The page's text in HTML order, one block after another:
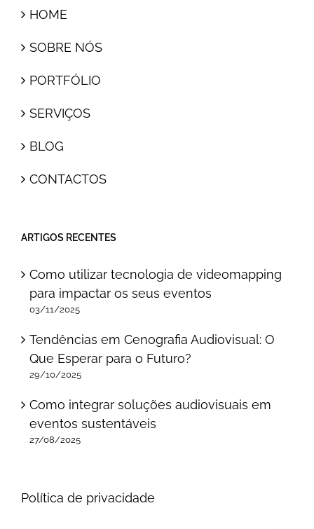
HOME
SOBRE NÓS
PORTFÓLIO
SERVIÇOS
BLOG
CONTACTOS
ARTIGOS RECENTES
Como utilizar tecnologia de videomapping
para impactar os seus eventos
03/11/2025
Tendências em Cenografia Audiovisual: O
Que Esperar para o Futuro?
29/10/2025
Como integrar soluções audiovisuais em
eventos sustentáveis
27/08/2025
Política de privacidade